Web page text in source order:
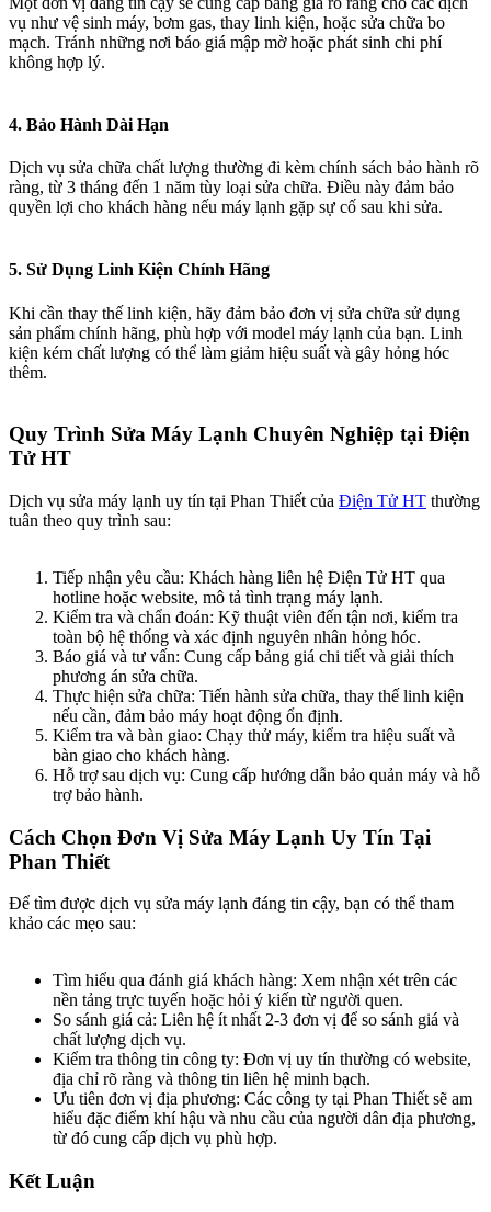
vụ như vệ sinh máy, bơm gas, thay linh kiện, hoặc sửa chữa bo
mạch. Tránh những nơi báo giá mập mờ hoặc phát sinh chi phí
không hợp lý.
4. Bảo Hành Dài Hạn​
Dịch vụ sửa chữa chất lượng thường đi kèm chính sách bảo hành rõ
ràng, từ 3 tháng đến 1 năm tùy loại sửa chữa. Điều này đảm bảo
quyền lợi cho khách hàng nếu máy lạnh gặp sự cố sau khi sửa.
5. Sử Dụng Linh Kiện Chính Hãng​
Khi cần thay thế linh kiện, hãy đảm bảo đơn vị sửa chữa sử dụng
sản phẩm chính hãng, phù hợp với model máy lạnh của bạn. Linh
kiện kém chất lượng có thể làm giảm hiệu suất và gây hỏng hóc
thêm.
Quy Trình Sửa Máy Lạnh Chuyên Nghiệp tại Điện
Tử HT​
Dịch vụ sửa máy lạnh uy tín tại Phan Thiết của Điện Tử HT thường
tuân theo quy trình sau:
Tiếp nhận yêu cầu: Khách hàng liên hệ Điện Tử HT qua
hotline hoặc website, mô tả tình trạng máy lạnh.
Kiểm tra và chẩn đoán: Kỹ thuật viên đến tận nơi, kiểm tra
toàn bộ hệ thống và xác định nguyên nhân hỏng hóc.
Báo giá và tư vấn: Cung cấp bảng giá chi tiết và giải thích
phương án sửa chữa.
Thực hiện sửa chữa: Tiến hành sửa chữa, thay thế linh kiện
nếu cần, đảm bảo máy hoạt động ổn định.
Kiểm tra và bàn giao: Chạy thử máy, kiểm tra hiệu suất và
bàn giao cho khách hàng.
Hỗ trợ sau dịch vụ: Cung cấp hướng dẫn bảo quản máy và hỗ
trợ bảo hành.
Cách Chọn Đơn Vị Sửa Máy Lạnh Uy Tín Tại
Phan Thiết​
Để tìm được dịch vụ sửa máy lạnh đáng tin cậy, bạn có thể tham
khảo các mẹo sau:
Tìm hiểu qua đánh giá khách hàng: Xem nhận xét trên các
nền tảng trực tuyến hoặc hỏi ý kiến từ người quen.
So sánh giá cả: Liên hệ ít nhất 2-3 đơn vị để so sánh giá và
chất lượng dịch vụ.
Kiểm tra thông tin công ty: Đơn vị uy tín thường có website,
địa chỉ rõ ràng và thông tin liên hệ minh bạch.
Ưu tiên đơn vị địa phương: Các công ty tại Phan Thiết sẽ am
hiểu đặc điểm khí hậu và nhu cầu của người dân địa phương,
từ đó cung cấp dịch vụ phù hợp.
Kết Luận​